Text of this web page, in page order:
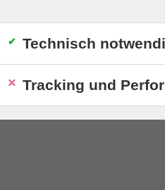
Technisch
Tracking und